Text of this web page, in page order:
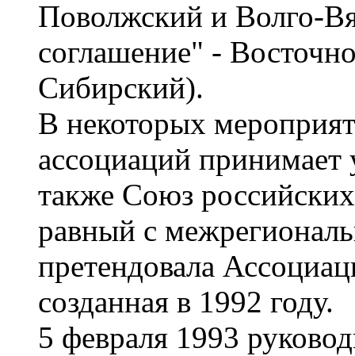
Поволжский и Волго-
соглашение" -
Сибирский).
В некоторых
ассоциаций принимает
также Союз
равный с
претендовала
созданная в 1992 году.
5 февраля 1993